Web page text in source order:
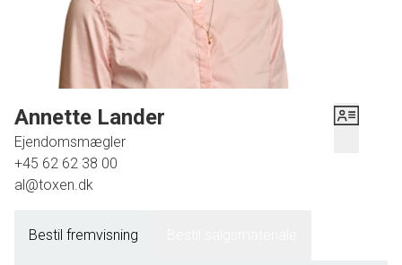
Annette Lander
Ejendomsmægler
+45 62 62 38 00
al@toxen.dk
Bestil fremvisning